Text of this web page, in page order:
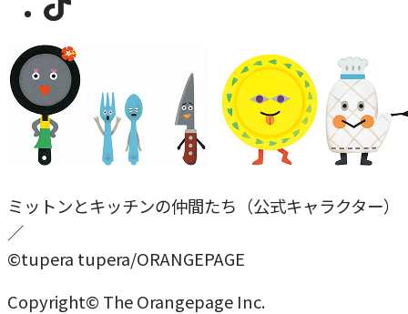
ミットンとキッチンの仲間たち（公式キャラクター）
／
©tupera tupera/ORANGEPAGE
Copyright© The Orangepage Inc.